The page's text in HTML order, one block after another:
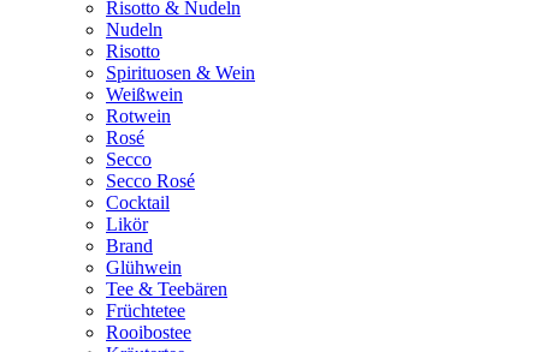
Risotto & Nudeln
Nudeln
Risotto
Spirituosen & Wein
Weißwein
Rotwein
Rosé
Secco
Secco Rosé
Cocktail
Likör
Brand
Glühwein
Tee & Teebären
Früchtetee
Rooibostee